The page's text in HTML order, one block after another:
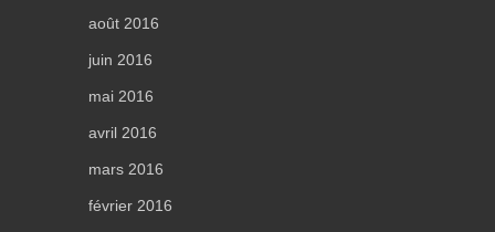
août 2016
juin 2016
mai 2016
avril 2016
mars 2016
février 2016